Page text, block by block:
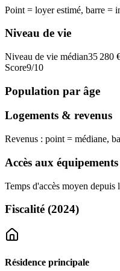
Point = loyer estimé, barre =
Niveau de vie
Niveau de vie médian35 280
Score9/10
Population par âge
Logements & revenus
Revenus : point = médiane,
Accès aux équipements
Temps d'accès moyen
Fiscalité (2024)
Résidence principale